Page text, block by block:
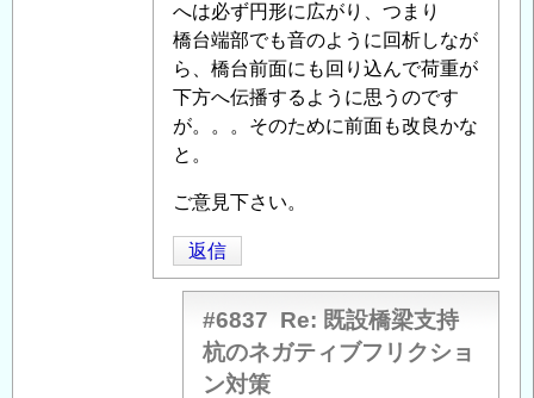
」
橋
梁
支
持
杭
ネ
テ
ィ
へは必ず円形に広がり、つまり
橋台端部でも音のように回析しなが
ら、橋台前面にも回り込んで荷重が
下方へ伝播するように思うのです
が。。。そのために前面も改良かな
と。
ご意見下さい。
返信
#6837 Re: 既設橋梁支持
杭のネガティブフリクショ
ン対策